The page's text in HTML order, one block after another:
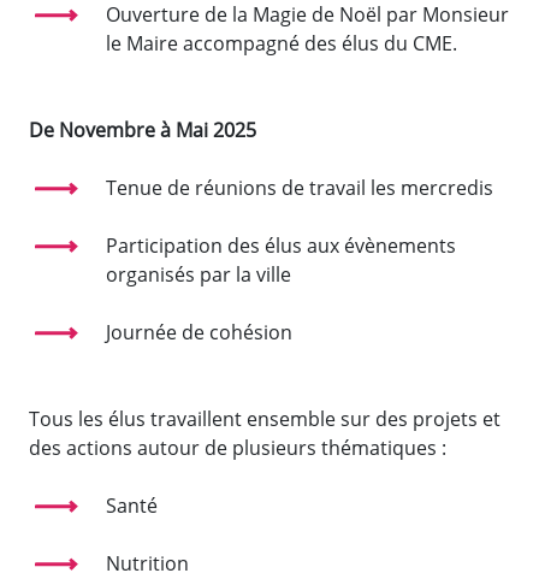
Ouverture de la Magie de Noël par Monsieur
le Maire accompagné des élus du CME.
De Novembre à Mai 2025
Tenue de réunions de travail les mercredis
Participation des élus aux évènements
organisés par la ville
Journée de cohésion
Tous les élus travaillent ensemble sur des projets et
des actions autour de plusieurs thématiques :
Santé
Nutrition